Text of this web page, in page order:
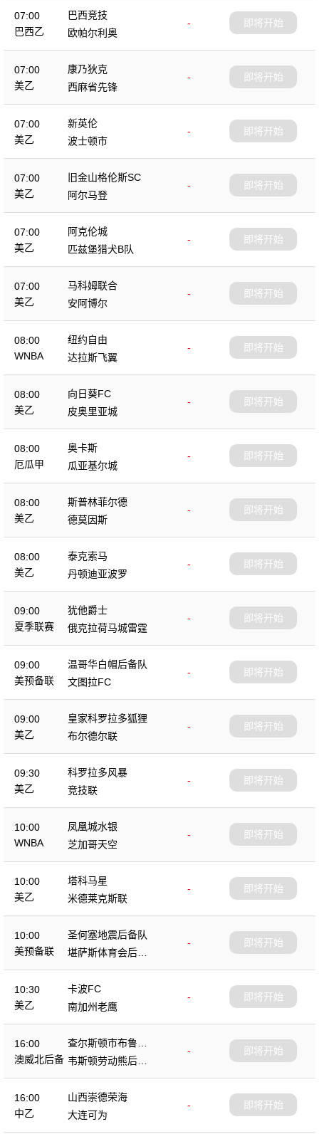
07:00
巴西乙
巴西竞技
-
欧帕尔利奥
即将开始
07:00
美乙
康乃狄克
-
西麻省先锋
即将开始
07:00
美乙
新英伦
-
波士顿市
即将开始
07:00
美乙
旧金山格伦斯SC
-
阿尔马登
即将开始
07:00
美乙
阿克伦城
-
匹兹堡猎犬B队
即将开始
07:00
美乙
马科姆联合
-
安阿博尔
即将开始
08:00
WNBA
纽约自由
-
达拉斯飞翼
即将开始
08:00
美乙
向日葵FC
-
皮奥里亚城
即将开始
08:00
厄瓜甲
奥卡斯
-
瓜亚基尔城
即将开始
08:00
美乙
斯普林菲尔德
-
德莫因斯
即将开始
08:00
美乙
泰克索马
-
丹顿迪亚波罗
即将开始
09:00
夏季联赛
犹他爵士
-
俄克拉荷马城雷霆
即将开始
09:00
美预备联
温哥华白帽后备队
-
文图拉FC
即将开始
09:00
美乙
皇家科罗拉多狐狸
-
布尔德尔联
即将开始
09:30
美乙
科罗拉多风暴
-
竞技联
即将开始
10:00
WNBA
凤凰城水银
-
芝加哥天空
即将开始
10:00
美乙
塔科马星
-
米德莱克斯联
即将开始
10:00
美预备联
圣何塞地震后备队
-
堪萨斯体育会后备
队
即将开始
10:30
美乙
卡波FC
-
南加州老鹰
即将开始
16:00
澳威北后备
查尔斯顿市布鲁斯
后备队
-
韦斯顿劳动熊后备
队
即将开始
16:00
中乙
山西崇德荣海
-
大连可为
即将开始